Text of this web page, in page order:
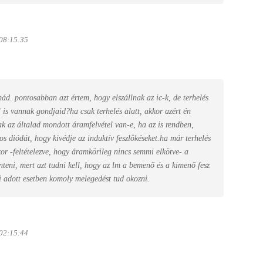
pontosabban azt értem, hogy elszállnak az ic-k, de terhelés
vannak gondjaid?ha csak terhelés alatt, akkor azért én
az általad mondott áramfelvétel van-e, ha az is rendben,
diódát, hogy kivédje az induktív feszlökéseket.ha már terhelés
-feltételezve, hogy áramkörileg nincs semmi elkötve- a
mert azt tudni kell, hogy az lm a bemenő és a kimenő fesz
esetben komoly melegedést tud okozni.